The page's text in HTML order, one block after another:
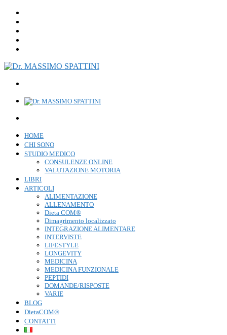
HOME
CHI SONO
STUDIO MEDICO
CONSULENZE ONLINE
VALUTAZIONE MOTORIA
LIBRI
ARTICOLI
ALIMENTAZIONE
ALLENAMENTO
Dieta COM®
Dimagrimento localizzato
INTEGRAZIONE ALIMENTARE
INTERVISTE
LIFESTYLE
LONGEVITY
MEDICINA
MEDICINA FUNZIONALE
PEPTIDI
DOMANDE/RISPOSTE
VARIE
BLOG
DietaCOM®
CONTATTI